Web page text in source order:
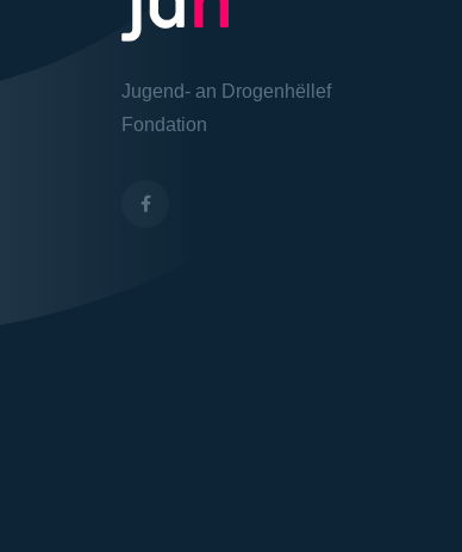
Jugend- an Drogenhëllef
Fondation